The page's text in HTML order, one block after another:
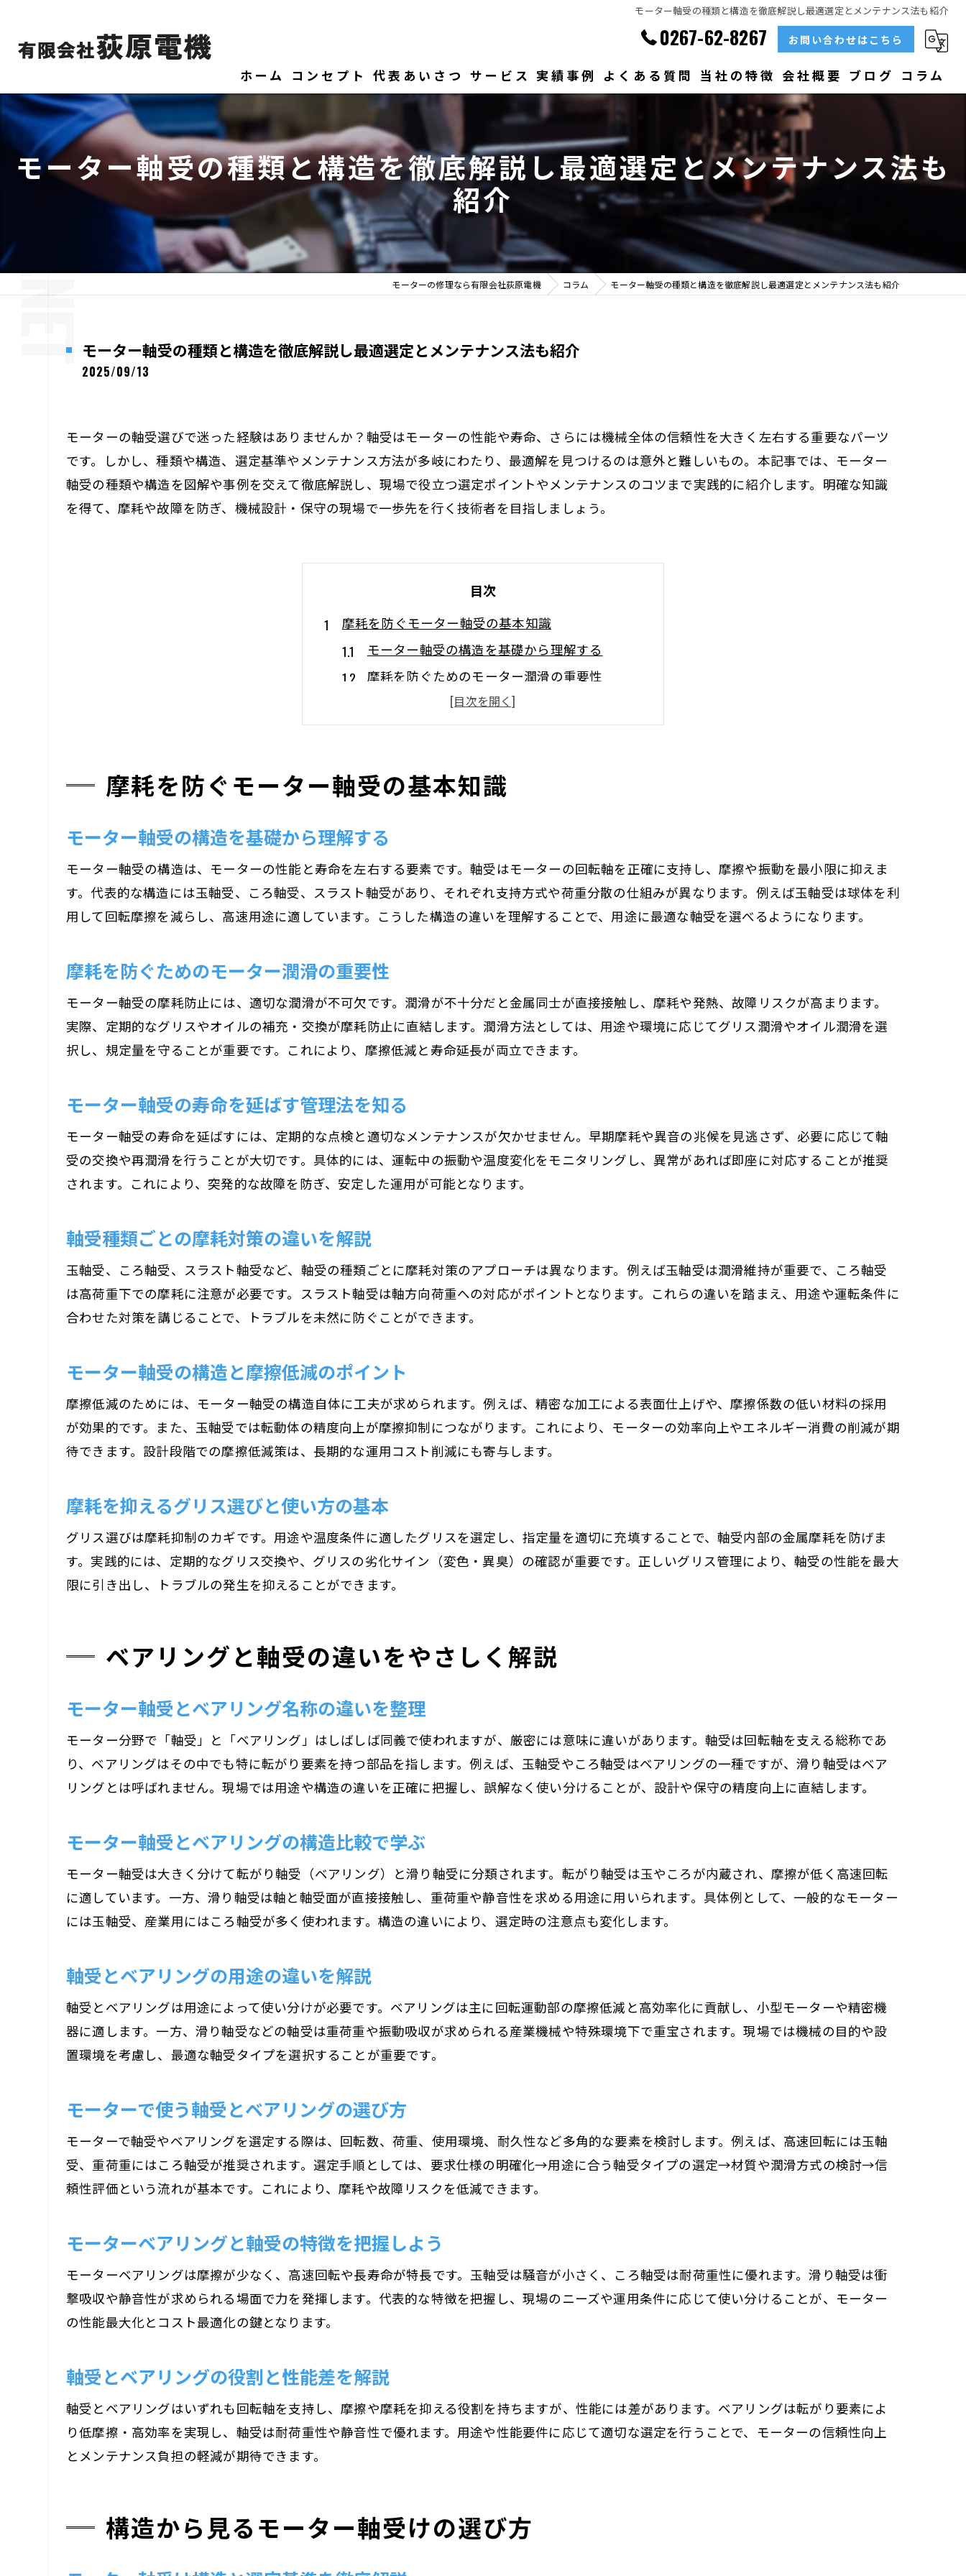
モーター軸受の種類と構造を徹底解説し最適選定とメンテナンス法も紹介
0267-62-8267 お問い合わせはこちら
ホーム コンセプト 代表あいさつ サービス 実績事例 よくある質問 当社の特徴
ベアリング
大型
メンテナンス
販売
会社概要 ブログ コラム
モーター軸受の種類と構造を徹底解説し最適選定とメンテナンス法も
紹介
モーターの修理なら有限会社荻原電機 コラム モーター軸受の種類と構造を徹底解説し最適選定とメンテナンス法も紹介
モーター軸受の種類と構造を徹底解説し最適選定とメンテナンス法も紹介
2025/09/13
モーターの軸受選びで迷った経験はありませんか？軸受はモーターの性能や寿命、さらには機械全体の信頼性を大きく左右する重要なパーツ
です。しかし、種類や構造、選定基準やメンテナンス方法が多岐にわたり、最適解を見つけるのは意外と難しいもの。本記事では、モーター
軸受の種類や構造を図解や事例を交えて徹底解説し、現場で役立つ選定ポイントやメンテナンスのコツまで実践的に紹介します。明確な知識
を得て、摩耗や故障を防ぎ、機械設計・保守の現場で一歩先を行く技術者を目指しましょう。
目次
摩耗を防ぐモーター軸受の基本知識
モーター軸受の構造を基礎から理解する
摩耗を防ぐためのモーター潤滑の重要性
モーター軸受の寿命を延ばす管理法を知る
軸受種類ごとの摩耗対策の違いを解説
摩耗を抑えるグリス選びと使い方の基本
モーター軸受とベアリング名称の違いを整理
モーター軸受とベアリングの構造比較で学ぶ
軸受とベアリングの用途の違いを解説
モーターで使う軸受とベアリングの選び方
軸受とベアリングの役割と性能差を解説
構造から見るモーター軸受けの選び方
モーター軸受け構造と選定基準を徹底解説
用途別モーター軸受の最適な構造選び
構造の違いがモーター性能に与える影響
モーター軸受け選定に役立つ構造知識
軸受構造とモーター寿命の関係を理解
グリスやオイルによる軸受メンテナンス法
モーター軸受けオイル潤滑の効果と実践法
グリスとオイルの使い分けで軸受長寿命化
モーター軸受のメンテナンス頻度と管理法
摩耗防止へ導くモーター軸受の潤滑管理
モーター性能向上へ導く軸受の種類とは
モーター軸受種類ごとの性能特徴を解説
モーターの用途別おすすめ軸受種類の選び方
モーター軸受とベアリングの適切な使い分け
モーター軸受種類と最適化へのポイント
滑り軸受の特徴と用途を押さえよう
モーター滑り軸受の基本構造を詳しく解説
モーター滑り軸受と他種類の比較ポイント
モーター滑り軸受の寿命を伸ばす管理方法
軸受ユニットが支えるモーターの信頼性
軸受ユニットがモーターの安定稼働に不可欠
モーター軸受ユニットの構造と選定ポイント
軸受ユニットとモーター性能の密接な関係
メンテナンスに強い軸受ユニットの特徴
モーター軸受ユニットの適切な点検方法
構造理解で叶える長寿命モーター運用
長寿命モーター運用に必要な構造チェック
モーター軸受構造とトラブル予防の実践法
軸受の構造分析で故障リスクを最小化する
モーター寿命に直結する軸受構造の知識
摩耗を防ぐモーター軸受の基本知識
モーター軸受の構造を基礎から理解する
モーター軸受の構造は、モーターの性能と寿命を左右する要素です。軸受はモーターの回転軸を正確に支持し、摩擦や振動を最小限に抑えま
す。代表的な構造には玉軸受、ころ軸受、スラスト軸受があり、それぞれ支持方式や荷重分散の仕組みが異なります。例えば玉軸受は球体を利
用して回転摩擦を減らし、高速用途に適しています。こうした構造の違いを理解することで、用途に最適な軸受を選べるようになります。
摩耗を防ぐためのモーター潤滑の重要性
モーター軸受の摩耗防止には、適切な潤滑が不可欠です。潤滑が不十分だと金属同士が直接接触し、摩耗や発熱、故障リスクが高まります。
実際、定期的なグリスやオイルの補充・交換が摩耗防止に直結します。潤滑方法としては、用途や環境に応じてグリス潤滑やオイル潤滑を選
択し、規定量を守ることが重要です。これにより、摩擦低減と寿命延長が両立できます。
モーター軸受の寿命を延ばす管理法を知る
モーター軸受の寿命を延ばすには、定期的な点検と適切なメンテナンスが欠かせません。早期摩耗や異音の兆候を見逃さず、必要に応じて軸
受の交換や再潤滑を行うことが大切です。具体的には、運転中の振動や温度変化をモニタリングし、異常があれば即座に対応することが推奨
されます。これにより、突発的な故障を防ぎ、安定した運用が可能となります。
軸受種類ごとの摩耗対策の違いを解説
玉軸受、ころ軸受、スラスト軸受など、軸受の種類ごとに摩耗対策のアプローチは異なります。例えば玉軸受は潤滑維持が重要で、ころ軸受
は高荷重下での摩耗に注意が必要です。スラスト軸受は軸方向荷重への対応がポイントとなります。これらの違いを踏まえ、用途や運転条件に
合わせた対策を講じることで、トラブルを未然に防ぐことができます。
モーター軸受の構造と摩擦低減のポイント
摩擦低減のためには、モーター軸受の構造自体に工夫が求められます。例えば、精密な加工による表面仕上げや、摩擦係数の低い材料の採用
が効果的です。また、玉軸受では転動体の精度向上が摩擦抑制につながります。これにより、モーターの効率向上やエネルギー消費の削減が期
待できます。設計段階での摩擦低減策は、長期的な運用コスト削減にも寄与します。
摩耗を抑えるグリス選びと使い方の基本
グリス選びは摩耗抑制のカギです。用途や温度条件に適したグリスを選定し、指定量を適切に充填することで、軸受内部の金属摩耗を防げま
す。実践的には、定期的なグリス交換や、グリスの劣化サイン（変色・異臭）の確認が重要です。正しいグリス管理により、軸受の性能を最大
限に引き出し、トラブルの発生を抑えることができます。
ベアリングと軸受の違いをやさしく解説
モーター軸受とベアリング名称の違いを整理
モーター分野で「軸受」と「ベアリング」はしばしば同義で使われますが、厳密には意味に違いがあります。軸受は回転軸を支える総称であ
り、ベアリングはその中でも特に転がり要素を持つ部品を指します。例えば、玉軸受やころ軸受はベアリングの一種ですが、滑り軸受はベア
リングとは呼ばれません。現場では用途や構造の違いを正確に把握し、誤解なく使い分けることが、設計や保守の精度向上に直結します。
モーター軸受とベアリングの構造比較で学ぶ
モーター軸受は大きく分けて転がり軸受（ベアリング）と滑り軸受に分類されます。転がり軸受は玉やころが内蔵され、摩擦が低く高速回転
に適しています。一方、滑り軸受は軸と軸受面が直接接触し、重荷重や静音性を求める用途に用いられます。具体例として、一般的なモーター
には玉軸受、産業用にはころ軸受が多く使われます。構造の違いにより、選定時の注意点も変化します。
軸受とベアリングの用途の違いを解説
軸受とベアリングは用途によって使い分けが必要です。ベアリングは主に回転運動部の摩擦低減と高効率化に貢献し、小型モーターや精密機
器に適します。一方、滑り軸受などの軸受は重荷重や振動吸収が求められる産業機械や特殊環境下で重宝されます。現場では機械の目的や設
置環境を考慮し、最適な軸受タイプを選択することが重要です。
モーターで使う軸受とベアリングの選び方
モーターで軸受やベアリングを選定する際は、回転数、荷重、使用環境、耐久性など多角的な要素を検討します。例えば、高速回転には玉軸
受、重荷重にはころ軸受が推奨されます。選定手順としては、要求仕様の明確化→用途に合う軸受タイプの選定→材質や潤滑方式の検討→信
頼性評価という流れが基本です。これにより、摩耗や故障リスクを低減できます。
モーターベアリングと軸受の特徴を把握しよう
モーターベアリングは摩擦が少なく、高速回転や長寿命が特長です。玉軸受は騒音が小さく、ころ軸受は耐荷重性に優れます。滑り軸受は衝
撃吸収や静音性が求められる場面で力を発揮します。代表的な特徴を把握し、現場のニーズや運用条件に応じて使い分けることが、モーター
の性能最大化とコスト最適化の鍵となります。
軸受とベアリングの役割と性能差を解説
軸受とベアリングはいずれも回転軸を支持し、摩擦や摩耗を抑える役割を持ちますが、性能には差があります。ベアリングは転がり要素によ
り低摩擦・高効率を実現し、軸受は耐荷重性や静音性で優れます。用途や性能要件に応じて適切な選定を行うことで、モーターの信頼性向上
とメンテナンス負担の軽減が期待できます。
構造から見るモーター軸受けの選び方